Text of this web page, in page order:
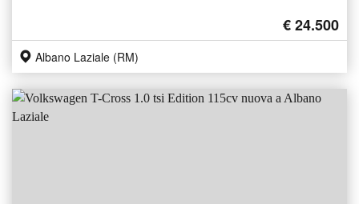
€ 24.500
Albano Laziale (RM)